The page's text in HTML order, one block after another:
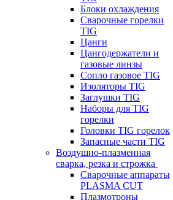
Блоки охлаждения
Сварочные горелки
TIG
Цанги
Цангодержатели и
газовые линзы
Сопло газовое TIG
Изоляторы TIG
Заглушки TIG
Наборы для TIG
горелки
Головки TIG горелок
Запасные части TIG
Воздушно-плазменная
сварка, резка и строжка
Сварочные аппараты
PLASMA CUT
Плазмотроны